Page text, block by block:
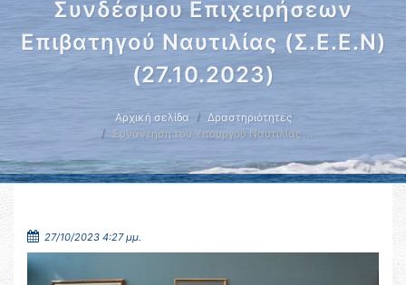
Συνδέσμου Επιχειρήσεων
Επιβατηγού Ναυτιλίας (Σ.Ε.Ε.Ν)
(27.10.2023)
Αρχική σελίδα
Δραστηριότητες
Συνάντηση του Υπουργού Ναυτιλίας …
27/10/2023 4:27 μμ.